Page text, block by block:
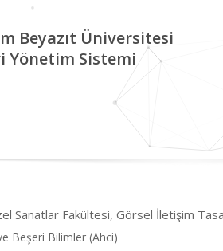
Beyazıt Üniversitesi
Yönetim Sistemi
Sanatlar Fakültesi, Görsel İletişim
Beşeri Bilimler (Ahci)